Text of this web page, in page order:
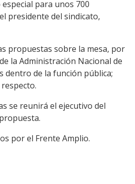
para unos 700
presidente del sindicato,
propuestas sobre la mesa, por
la Administración Nacional de
dentro de la función pública;
se reunirá el ejecutivo del
por el Frente Amplio.